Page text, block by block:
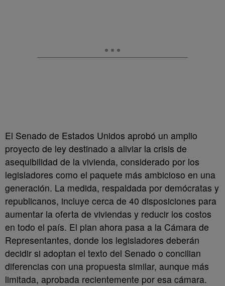
El Senado de Estados Unidos aprobó un amplio
proyecto de ley destinado a aliviar la crisis de
asequibilidad de la vivienda, considerado por los
legisladores como el paquete más ambicioso en una
generación. La medida, respaldada por demócratas y
republicanos, incluye cerca de 40 disposiciones para
aumentar la oferta de viviendas y reducir los costos
en todo el país. El plan ahora pasa a la Cámara de
Representantes, donde los legisladores deberán
decidir si adoptan el texto del Senado o concilian
diferencias con una propuesta similar, aunque más
limitada, aprobada recientemente por esa cámara.